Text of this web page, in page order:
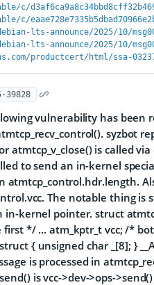
lts-announce/2025/10/
lts-announce/2025/10/
productcert/html/ssa-
39828
vulnerability has been
syzbot
atmtcp_v_close() is called
to send an in-kernel
in atmtcp_control.hdr.length.
The notable thing is
in-kernel pointer. struct
*/ ... atm_kptr_t vcc; /*
struct { unsigned char _[8]; }
is processed in
is vcc->dev->ops-